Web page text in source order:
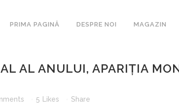
PRIMA PAGINĂ DESPRE NOI MAGAZIN
AL ANULUI, APARIȚIA
5 Likes Share